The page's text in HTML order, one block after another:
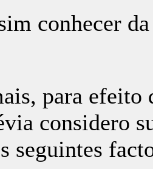
conhecer
para efeito
considero
seguintes